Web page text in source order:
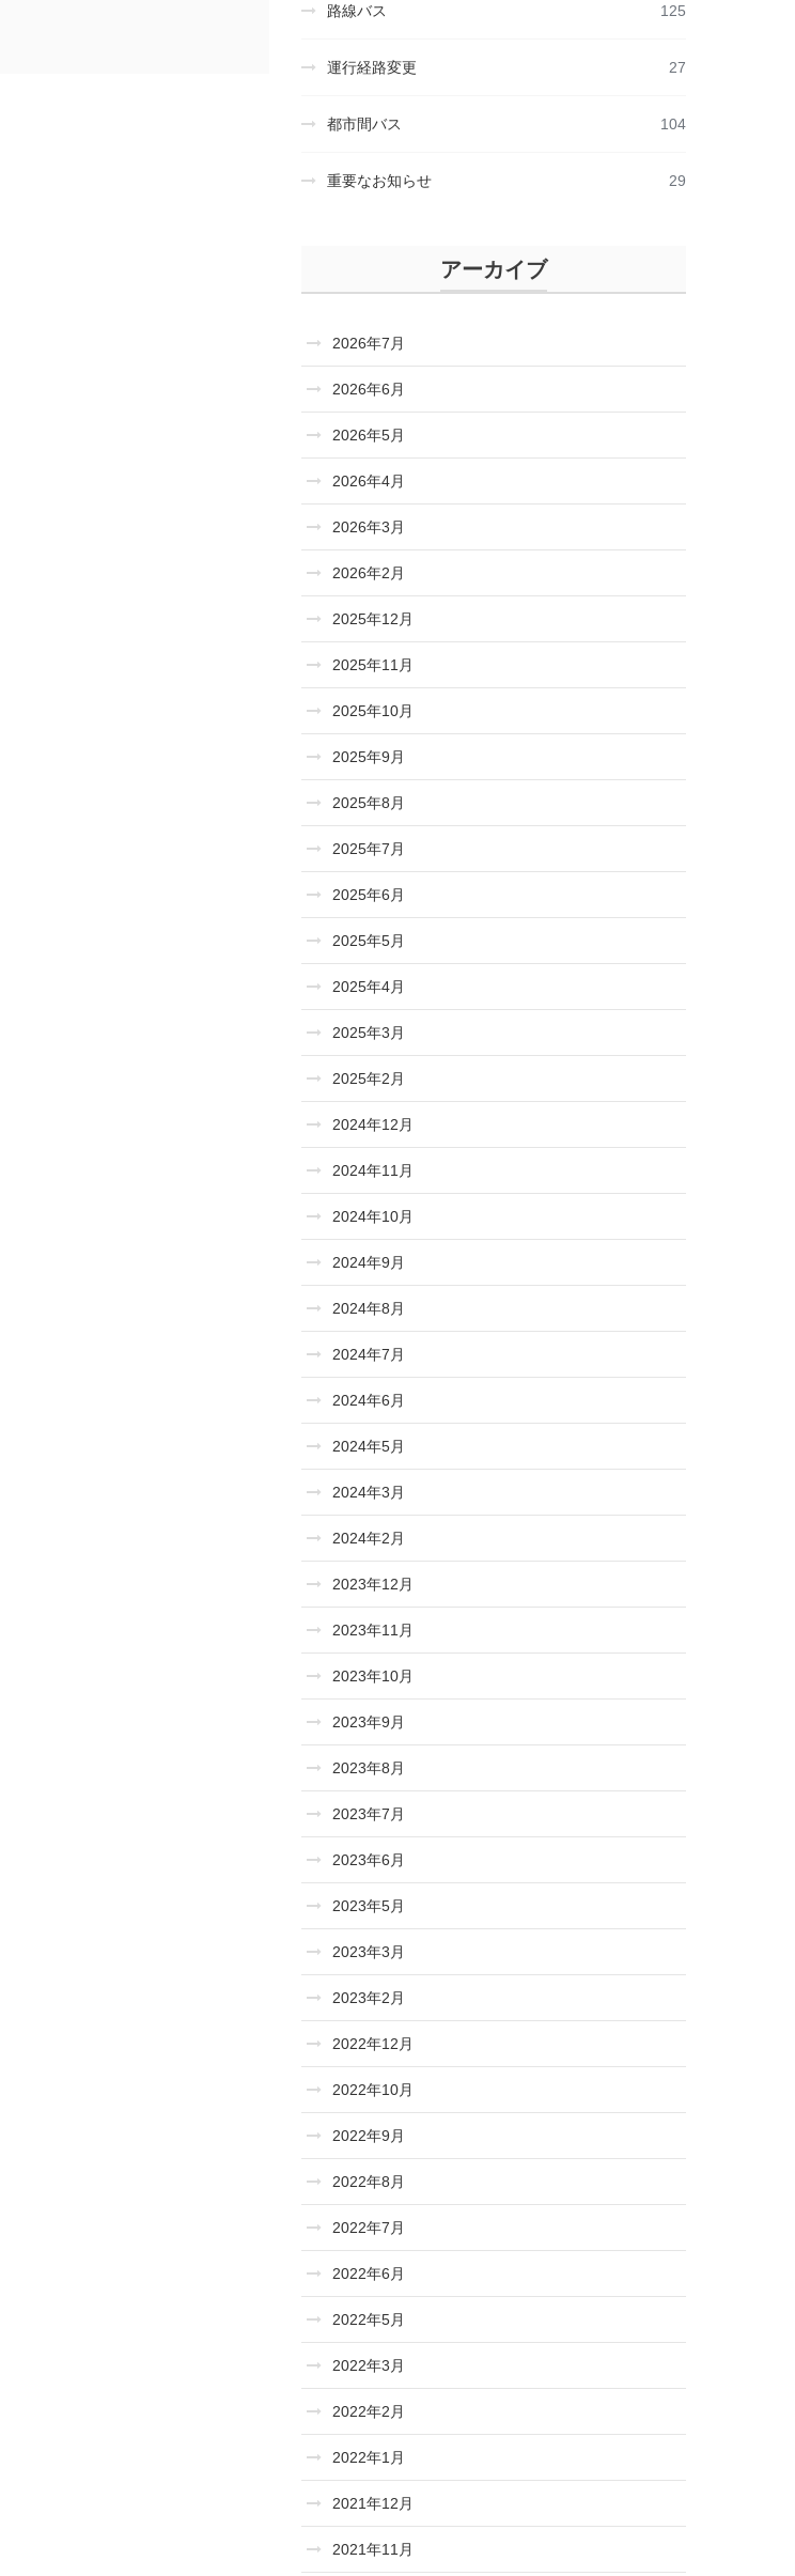
路線バス 125
運行経路変更 27
都市間バス 104
重要なお知らせ 29
アーカイブ
2026年7月
2026年6月
2026年5月
2026年4月
2026年3月
2026年2月
2025年12月
2025年11月
2025年10月
2025年9月
2025年8月
2025年7月
2025年6月
2025年5月
2025年4月
2025年3月
2025年2月
2024年12月
2024年11月
2024年10月
2024年9月
2024年8月
2024年7月
2024年6月
2024年5月
2024年3月
2024年2月
2023年12月
2023年11月
2023年10月
2023年9月
2023年8月
2023年7月
2023年6月
2023年5月
2023年3月
2023年2月
2022年12月
2022年10月
2022年9月
2022年8月
2022年7月
2022年6月
2022年5月
2022年3月
2022年2月
2022年1月
2021年12月
2021年11月